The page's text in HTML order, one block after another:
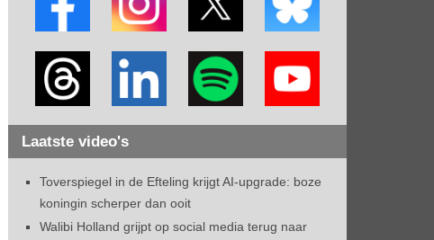
Laatste video's
Toverspiegel in de Efteling krijgt AI-upgrade: boze
koningin scherper dan ooit
Walibi Holland grijpt op social media terug naar